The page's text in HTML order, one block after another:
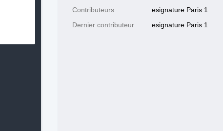
Contributeurs esignature Paris 1
Dernier contributeur esignature Paris 1